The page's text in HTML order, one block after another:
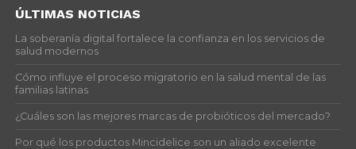
ÚLTIMAS NOTICIAS
La soberanía digital fortalece la confianza en los servicios de
salud modernos
Cómo influye el proceso migratorio en la salud mental de las
familias latinas
¿Cuáles son las mejores marcas de probióticos del mercado?
Por qué los productos Mincidelice son un aliado excelente